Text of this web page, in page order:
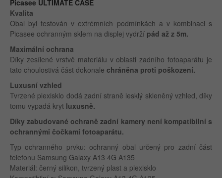
Picasee ULTIMATE CASE
Kvalita
Obal byl testován v extrémních podmínkách a v kombinaci s
Picasee ochranným sklem na displej vydrží pád až z 5m.
Maximální ochrana
Díky zesílené vrstvě materiálu v oblasti zadního fotoaparátu je
tato choulostivá část dokonale chráněna proti poškození.
Luxusní vzhled
Tvrzené plexisklo dodá zadní straně lesklý skleněný vzhled, díky
tomu vypadá kryt luxusně.
Díky zabudované ochraně zadní kamery není kompatibilní s
ochrannými čočkami fotoaparátu.
Typ ochranného prvku: ochranný obal určený pro zadní část
telefonu Samsung Galaxy A13 4G A135
Materiál: černý silikon, tvrzený plast a plexisklo